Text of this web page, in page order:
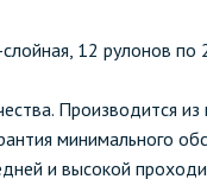
12 рулонов по
Производится
минимального
и высокой